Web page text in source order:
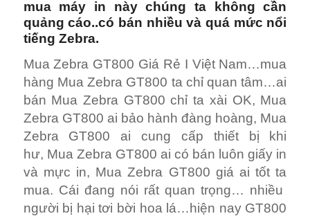
mua máy in này chúng ta không cần
quảng cáo..có bán nhiều và quá mức nổi
tiếng Zebra.
Mua Zebra GT800 Giá Rẻ I Việt Nam…mua
hàng Mua Zebra GT800 ta chỉ quan tâm…ai
bán Mua Zebra GT800 chỉ ta xài OK, Mua
Zebra GT800 ai bảo hành đàng hoàng, Mua
Zebra GT800 ai cung cấp thiết bị khi
hư, Mua Zebra GT800 ai có bán luôn giấy in
và mực in, Mua Zebra GT800 giá ai tốt ta
mua. Cái đang nói rất quan trọng… nhiều
người bị hại tơi bời hoa lá…hiện nay GT800